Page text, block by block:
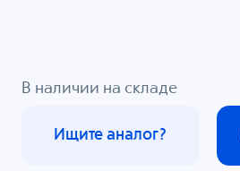
В наличии на складе
Ищите аналог?